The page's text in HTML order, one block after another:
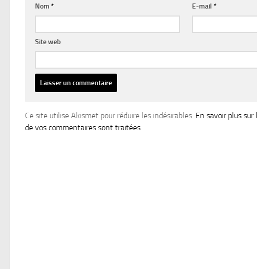
Nom * E-mail*
Site web
Ce site utilise Akismet pour réduire les indésirables. En savoir plus
de vos commentaires sont traitées.